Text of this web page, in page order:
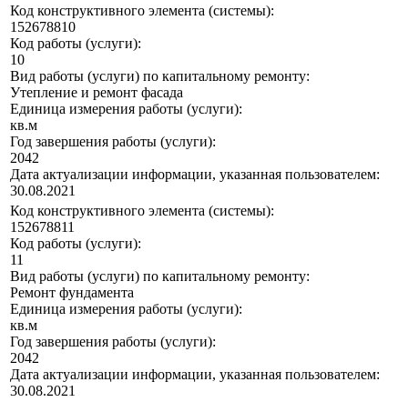
Код конструктивного элемента (системы):
152678810
Код работы (услуги):
10
Вид работы (услуги) по капитальному ремонту:
Утепление и ремонт фасада
Единица измерения работы (услуги):
кв.м
Год завершения работы (услуги):
2042
Дата актуализации информации, указанная пользователем:
30.08.2021
Код конструктивного элемента (системы):
152678811
Код работы (услуги):
11
Вид работы (услуги) по капитальному ремонту:
Ремонт фундамента
Единица измерения работы (услуги):
кв.м
Год завершения работы (услуги):
2042
Дата актуализации информации, указанная пользователем:
30.08.2021